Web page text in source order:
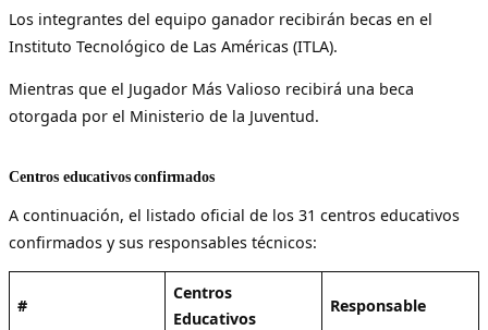
Los integrantes del equipo ganador recibirán becas en el
Instituto Tecnológico de Las Américas (ITLA).
Mientras que el Jugador Más Valioso recibirá una beca
otorgada por el Ministerio de la Juventud.
Centros educativos confirmados
A continuación, el listado oficial de los 31 centros educativos
confirmados y sus responsables técnicos:
#
Centros
Educativos
Responsable